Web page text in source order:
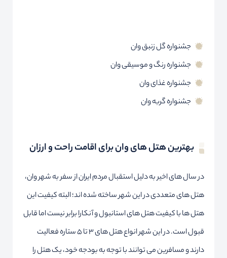
جشنواره گل زنبق وان
جشنواره رنگ و موسیقی وان
جشنواره غذای وان
جشنواره گربه وان
بهترین هتل های وان برای اقامت راحت و ارزان
در سال های اخیر به دلیل استقبال مردم ایران از سفر به شهر وان،
هتل های متعددی در این شهر ساخته شده اند؛ البته کیفیت این
هتل ها با کیفیت هتل های استانبول و آنکارا برابر نیست اما قابل
قبول است. در این شهر انواع هتل های 3 تا 5 ستاره فعالیت
دارند و مسافرین می توانند با توجه به بودجه خود، یک هتل را